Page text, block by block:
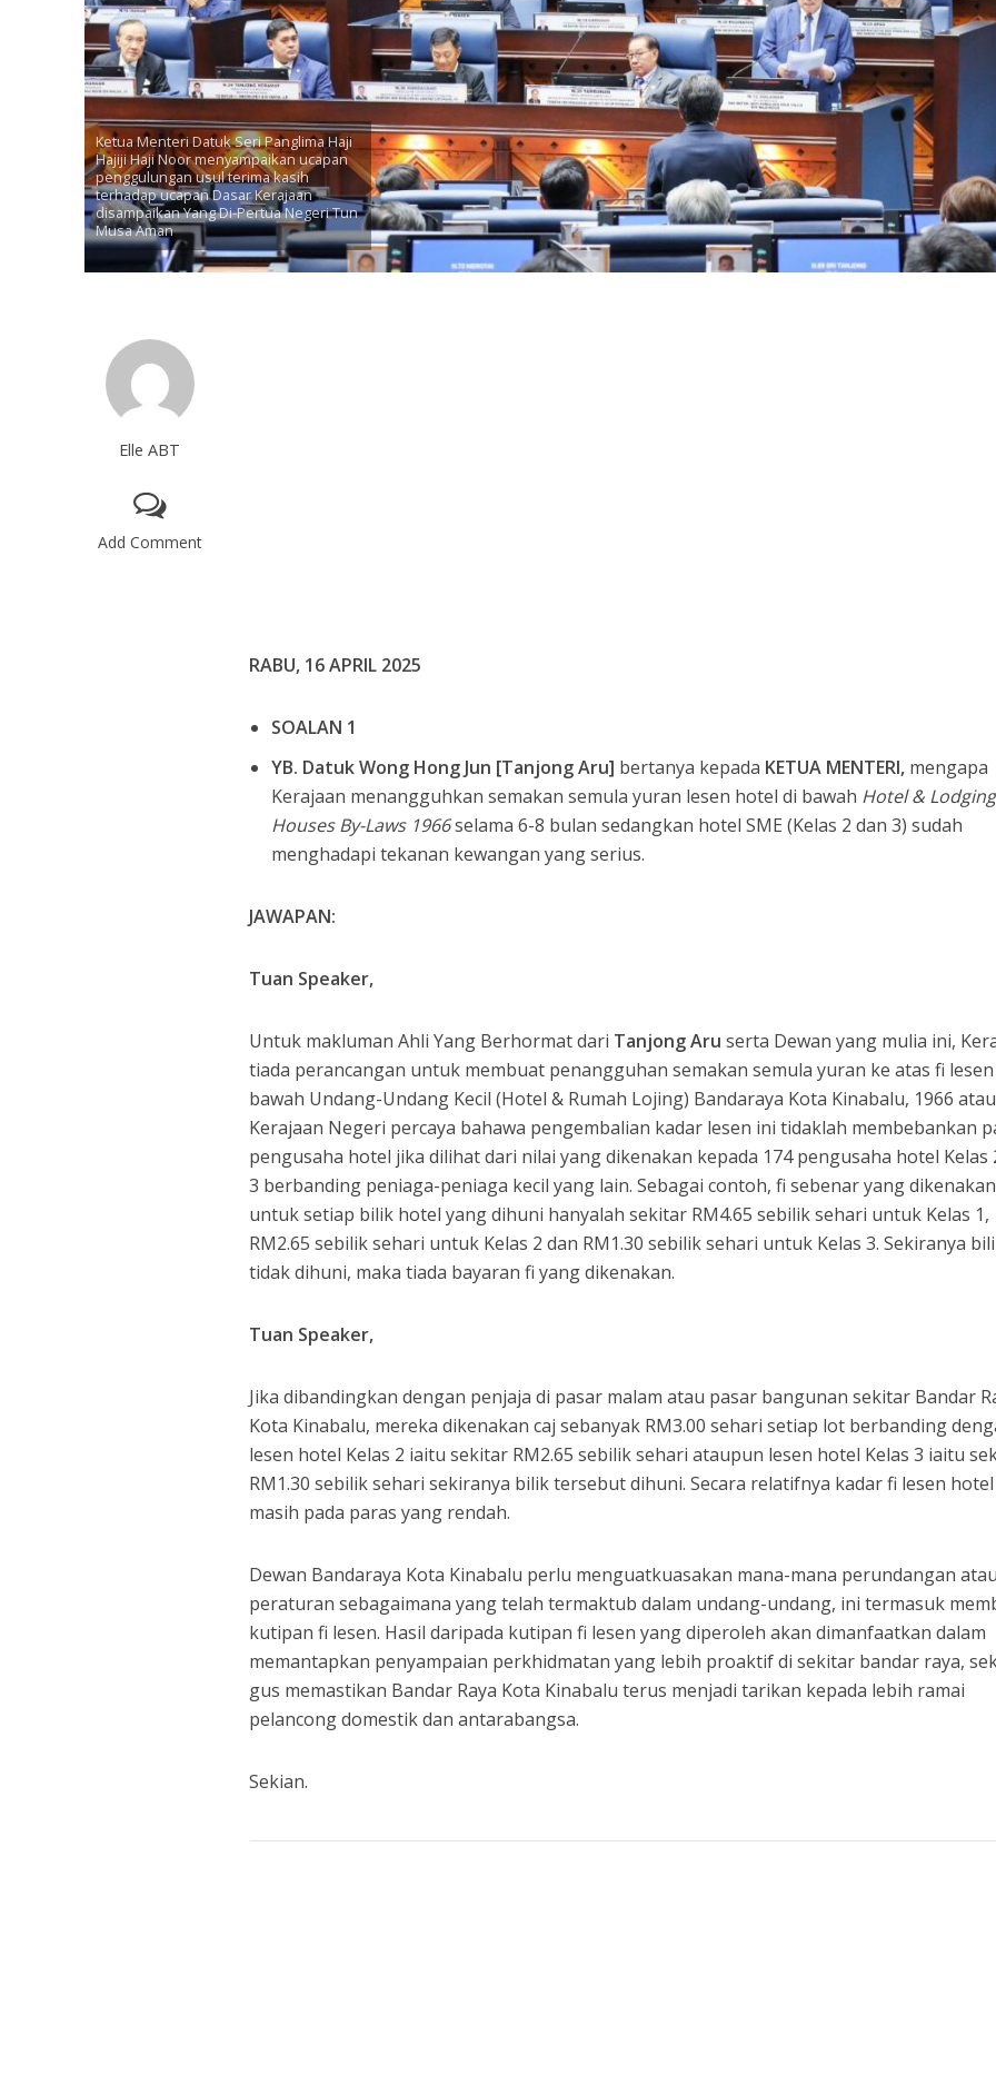
Ketua Menteri Datuk Seri Panglima Haji
Hajiji Haji Noor menyampaikan ucapan
penggulungan usul terima kasih
terhadap ucapan Dasar Kerajaan
disampaikan Yang Di-Pertua Negeri Tun
Musa Aman
Elle ABT
Add Comment
RABU, 16 APRIL 2025
SOALAN 1
YB. Datuk Wong Hong Jun [Tanjong Aru] bertanya kepada KETUA MENTERI, mengapa
Kerajaan menangguhkan semakan semula yuran lesen hotel di bawah Hotel & Lodging
Houses By-Laws 1966selama 6-8 bulan sedangkan hotel SME (Kelas 2 dan 3) sudah
menghadapi tekanan kewangan yang serius.
JAWAPAN:
Tuan Speaker,
Untuk makluman Ahli Yang Berhormat dari Tanjong Aruserta Dewan yang mulia ini,
tiada perancangan untuk membuat penangguhan semakan semula yuran ke atas fi lesen
bawah Undang-Undang Kecil (Hotel & Rumah Lojing) Bandaraya Kota Kinabalu, 1966
Kerajaan Negeri percaya bahawa pengembalian kadar lesen ini tidaklah membebankan
pengusaha hotel jika dilihat dari nilai yang dikenakan kepada 174 pengusaha hotel Kelas
3 berbanding peniaga-peniaga kecil yang lain. Sebagai contoh, fi sebenar yang dikenakan
untuk setiap bilik hotel yang dihuni hanyalah sekitar RM4.65 sebilik sehari untuk Kelas 1,
RM2.65 sebilik sehari untuk Kelas 2 dan RM1.30 sebilik sehari untuk Kelas 3. Sekiranya
tidak dihuni, maka tiada bayaran fi yang dikenakan.
Tuan Speaker,
Jika dibandingkan dengan penjaja di pasar malam atau pasar bangunan sekitar Bandar
Kota Kinabalu, mereka dikenakan caj sebanyak RM3.00 sehari setiap lot berbanding
lesen hotel Kelas 2 iaitu sekitar RM2.65 sebilik sehari ataupun lesen hotel Kelas 3 iaitu
RM1.30 sebilik sehari sekiranya bilik tersebut dihuni. Secara relatifnya kadar fi lesen
masih pada paras yang rendah.
Dewan Bandaraya Kota Kinabalu perlu menguatkuasakan mana-mana perundangan atau
peraturan sebagaimana yang telah termaktub dalam undang-undang, ini termasuk
kutipan fi lesen. Hasil daripada kutipan fi lesen yang diperoleh akan dimanfaatkan dalam
memantapkan penyampaian perkhidmatan yang lebih proaktif di sekitar bandar raya,
gus memastikan Bandar Raya Kota Kinabalu terus menjadi tarikan kepada lebih ramai
pelancong domestik dan antarabangsa.
Sekian.